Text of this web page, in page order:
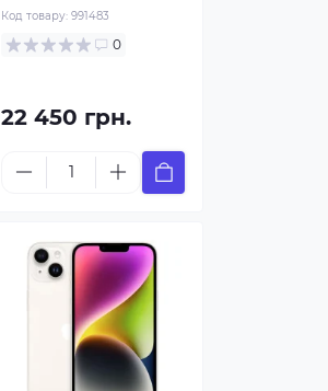
Код товару:991483
0
22 450 грн.